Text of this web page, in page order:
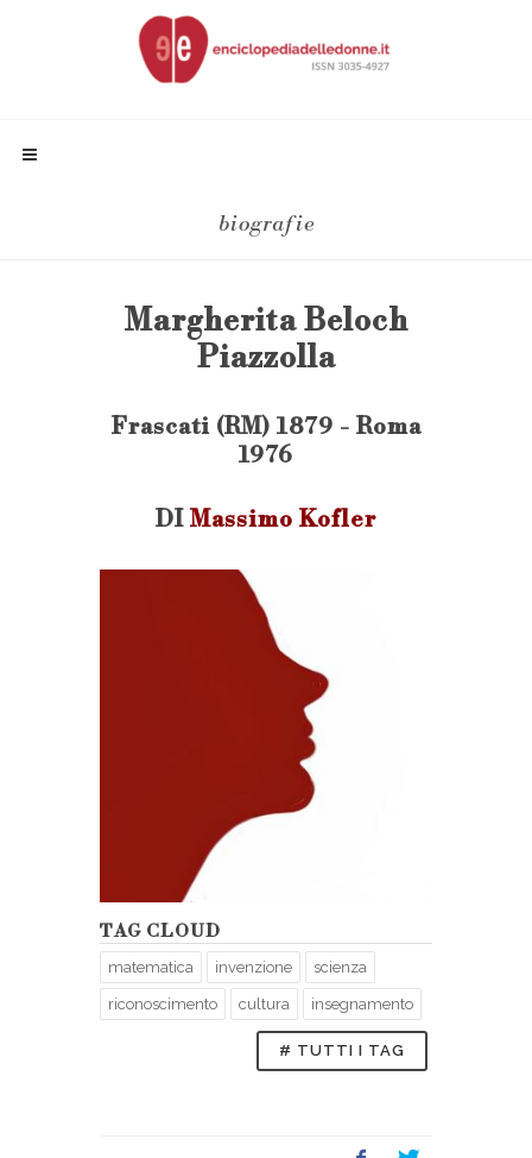
biografie
Margherita Beloch
Piazzolla
Frascati (RM) 1879 - Roma
1976
DI Massimo Kofler
TAG CLOUD
matematica invenzione scienza
riconoscimento cultura insegnamento
# TUTTI I TAG